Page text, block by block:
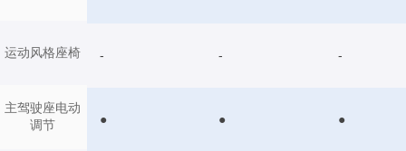
运动风格座椅
主驾驶座电动
调节
- - -
● ● ●